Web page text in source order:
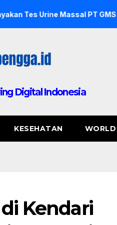
PT GMS dan PT NDJ,
Digital Indonesia
KESEHATAN WORLD
Kendari